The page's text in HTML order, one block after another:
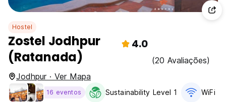
Hostel
Zostel Jodhpur
(Ratanada)
4.0
(20 Avaliações)
Jodhpur · Ver Mapa
16 eventos Sustainability Level 1 WiFi